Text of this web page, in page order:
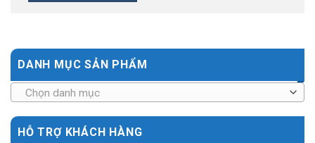
DANH MỤC SẢN PHẨM
Chọn danh mục
HỖ TRỢ KHÁCH HÀNG